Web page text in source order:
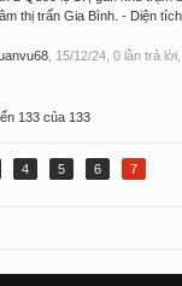
thị trấn Gia Bình. - Diện
15/12/24 , 0 lần trả
133 của 133
4 5 6 7